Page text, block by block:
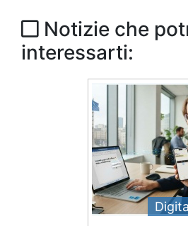
Notizie che
interessarti: